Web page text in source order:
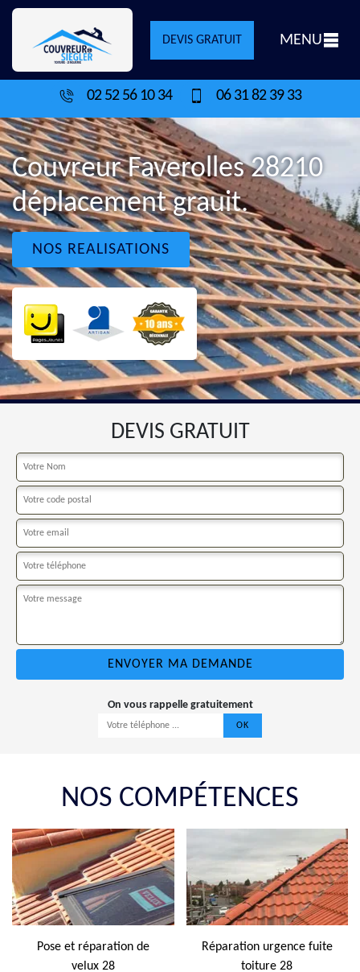
DEVIS GRATUIT MENU
02 52 56 10 34 06 31 82 39 33
Couvreur Faverolles 28210
déplacement grauit.
NOS REALISATIONS
DEVIS GRATUIT
On vous rappelle gratuitement
NOS COMPÉTENCES
Pose et réparation de
velux 28
Réparation urgence fuite
toiture 28